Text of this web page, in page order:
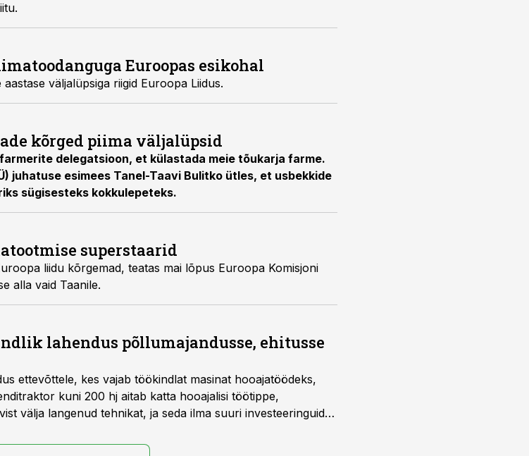
Euroopas esikohal
väljalüpsiga riigid Euroopa Liidus.
kõrged piima väljalüpsid
delegatsioon, et külastada meie tõukarja farme.
juhatuse esimees Tanel-Taavi Bulitko ütles, et usbekkide
sügisesteks kokkulepeteks.
superstaarid
liidu kõrgemad, teatas mai lõpus Euroopa Komisjoni
alla vaid Taanile.
lahendus põllumajandusse, ehitusse
ettevõttele, kes vajab töökindlat masinat hooajatöödeks,
kuni 200 hj aitab katta hooajalisi töötippe,
välja langenud tehnikat, ja seda ilma suuri investeeringuid